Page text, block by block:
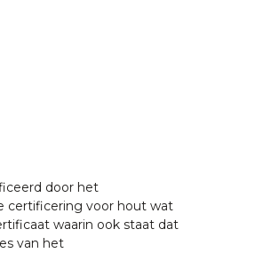
door het
certificering voor hout wat
waarin ook staat dat
van het